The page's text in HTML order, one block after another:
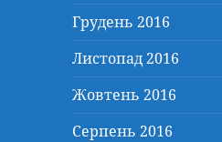
Грудень 2016
Листопад 2016
Жовтень 2016
Серпень 2016